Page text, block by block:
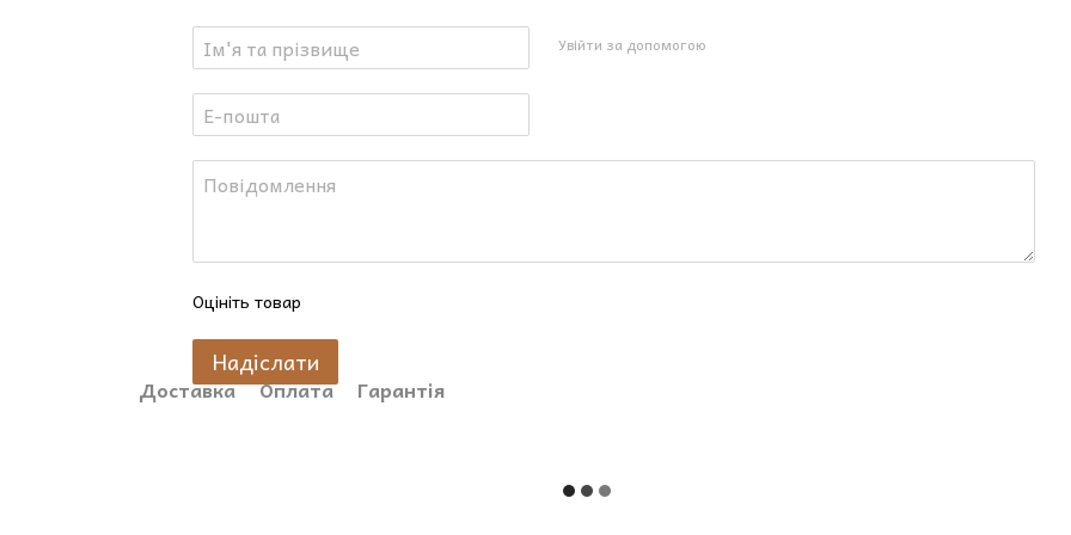
Увійти за допомогою
Оцініть товар
Надіслати
Доставка Оплата Гарантія